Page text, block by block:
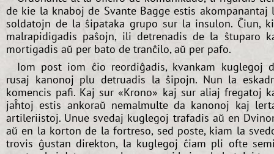
de kie la knaboj de Svante Bagge estis akompanantaj
soldatojn de la ŝipataka grupo sur la insulon. Ĉiun,
malrapidigadis paŝojn, ili detrenadis de la ŝtuparo
mortigadis aŭ per bato de tranĉilo, aŭ per pafo.
Iom post iom ĉio reordiĝadis, kvankam kuglegoj
rusaj kanonoj plu detruadis la ŝipojn. Nun la
komencis pafi. Kaj sur «Krono» kaj sur aliaj fregatoj
jaĥtoj estis ankoraŭ nemalmulte da kanonoj kaj
artileriistoj. Unue svedaj kuglegoj trafadis aŭ en
aŭ en la korton de la fortreso, sed poste, kiam la
trovis ĝustan direkton, la kuglegoj ĉiam pli ofte